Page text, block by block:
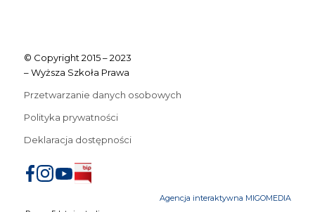
© Copyright 2015 – 2023
– Wyższa Szkoła Prawa
Przetwarzanie danych osobowych
Polityka prywatności
Deklaracja dostępności
Agencja interaktywna MIGOMEDIA